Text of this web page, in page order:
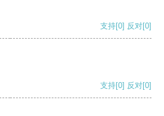
支持[0] 反对[0]
支持[0] 反对[0]